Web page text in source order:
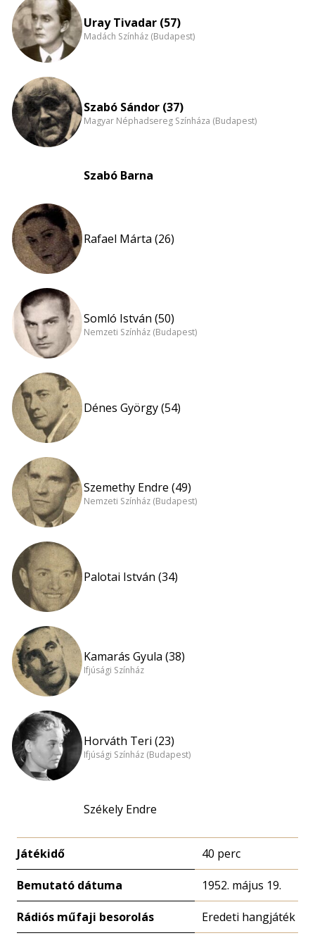
Uray Tivadar (57)
Madách Színház (Budapest)
Szabó Sándor (37)
Magyar Néphadsereg Színháza (Budapest)
Szabó Barna
Rafael Márta (26)
Somló István (50)
Nemzeti Színház (Budapest)
Dénes György (54)
Szemethy Endre (49)
Nemzeti Színház (Budapest)
Palotai István (34)
Kamarás Gyula (38)
Ifjúsági Színház
Horváth Teri (23)
Ifjúsági Színház (Budapest)
Székely Endre
Játékidő 40 perc
Bemutató dátuma 1952. május 19.
Rádiós műfaji besorolás Eredeti hangjáték